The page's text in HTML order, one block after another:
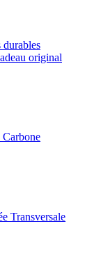
original
Transversale